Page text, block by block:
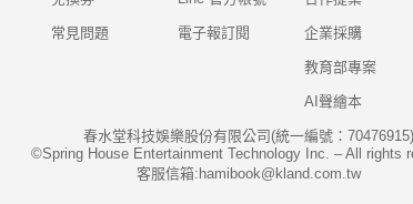
常見問題 電子報訂閱 企業採購
教育部專案
AI聲繪本
春水堂科技娛樂股份有限公司(統一編號：70476915)
©Spring House Entertainment Technology Inc. – All rights
客服信箱:hamibook@kland.com.tw